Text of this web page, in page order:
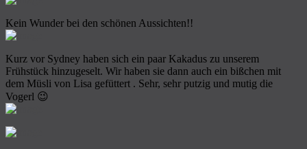
Kein Wunder bei den schönen Aussichten!!
Kurz vor Sydney haben sich ein paar Kakadus zu unserem
Frühstück hinzugeselt. Wir haben sie dann auch ein bißchen mit
dem Müsli von Lisa gefüttert . Sehr, sehr putzig und mutig die
Vogerl 😉